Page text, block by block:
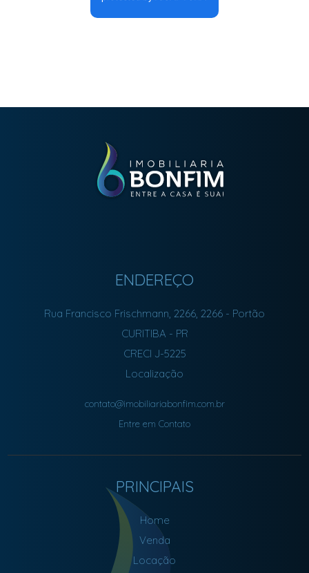
ENDEREÇO
Rua Francisco Frischmann, 2266, 2266 - Portão
CURITIBA - PR
CRECI J-5225
Localização
contato@imobiliariabonfim.com.br
Entre em Contato
PRINCIPAIS
Home
Venda
Locação